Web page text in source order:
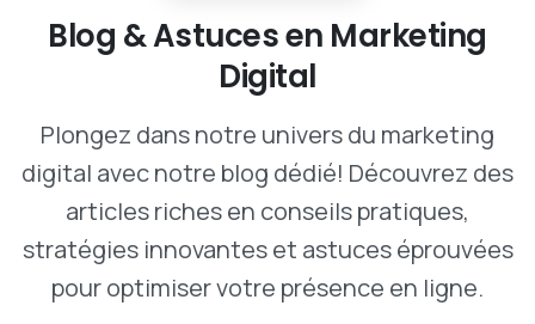
Blog &Astucesen Marketing
Digital
Plongez dans notre univers du marketing
digital avec notre blog dédié! Découvrez des
articles riches en conseils pratiques,
stratégies innovantes et astuces éprouvées
pour optimiser votre présence en ligne.